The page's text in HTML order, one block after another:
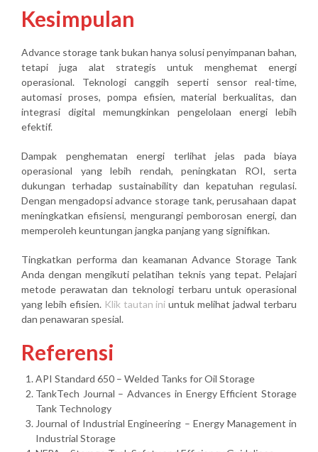
Kesimpulan
Advance storage tank bukan hanya solusi penyimpanan bahan,
tetapi juga alat strategis untuk menghemat energi
operasional. Teknologi canggih seperti sensor real-time,
automasi proses, pompa efisien, material berkualitas, dan
integrasi digital memungkinkan pengelolaan energi lebih
efektif.
Dampak penghematan energi terlihat jelas pada biaya
operasional yang lebih rendah, peningkatan ROI, serta
dukungan terhadap sustainability dan kepatuhan regulasi.
Dengan mengadopsi advance storage tank, perusahaan dapat
meningkatkan efisiensi, mengurangi pemborosan energi, dan
memperoleh keuntungan jangka panjang yang signifikan.
Tingkatkan performa dan keamanan Advance Storage Tank
Anda dengan mengikuti pelatihan teknis yang tepat. Pelajari
metode perawatan dan teknologi terbaru untuk operasional
yang lebih efisien. Klik tautan ini untuk melihat jadwal terbaru
dan penawaran spesial.
Referensi
API Standard 650 – Welded Tanks for Oil Storage
TankTech Journal – Advances in Energy Efficient Storage
Tank Technology
Journal of Industrial Engineering – Energy Management in
Industrial Storage